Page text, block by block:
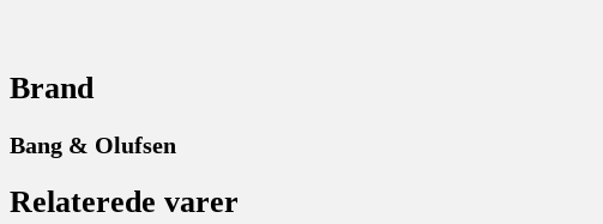
Brand
Bang & Olufsen
Relaterede varer